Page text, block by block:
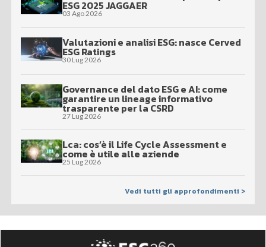
ESG 2025 JAGGAER
03 Ago 2026
Valutazioni e analisi ESG: nasce Cerved
ESG Ratings
30 Lug 2026
Governance del dato ESG e AI: come
garantire un lineage informativo
trasparente per la CSRD
27 Lug 2026
Lca: cos’è il Life Cycle Assessment e
come è utile alle aziende
25 Lug 2026
Vedi tutti gli approfondimenti >